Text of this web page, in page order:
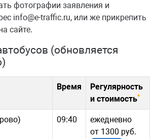
фотографии заявления и
info@e-traffic.ru, или же прикрепить
сайте.
(обновляется
Время
Регулярность
и стоимость*
09:40
ежедневно
от 1300 руб.